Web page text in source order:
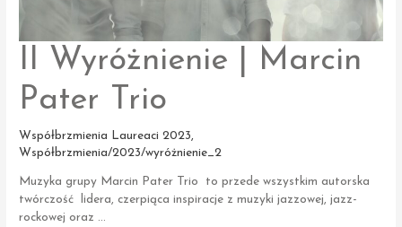
II Wyróżnienie | Marcin
Pater Trio
Współbrzmienia Laureaci 2023
Współbrzmienia/2023/wyróżnienie_2
Muzyka grupy Marcin Pater Trio to przede wszystkim autorska
twórczość lidera, czerpiąca inspiracje z muzyki jazzowej, jazz-
rockowej oraz …